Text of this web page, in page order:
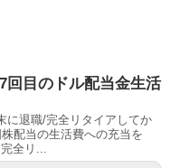
回目のドル配当金生活
に退職/完全リタイアしてか
配当の生活費への充当を
全リ...